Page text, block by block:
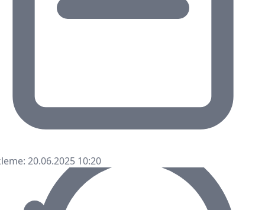
20.06.2025 10:20